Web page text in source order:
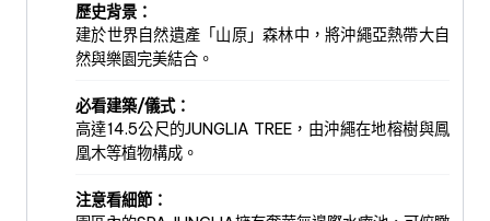
歷史背景：
建於世界自然遺產「山原」森林中，將沖繩亞熱帶大自
然與樂園完美結合。
必看建築/儀式：
高達14.5公尺的JUNGLIA TREE，由沖繩在地榕樹與鳳
凰木等植物構成。
注意看細節：